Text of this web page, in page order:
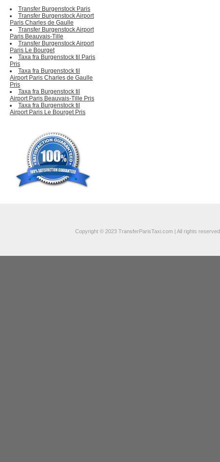
Transfer Burgenstock Paris
Transfer Burgenstock Airport
Paris Charles de Gaulle
Transfer Burgenstock Airport
Paris Beauvais-Tille
Transfer Burgenstock Airport
Paris Le Bourget
Taxa fra Burgenstock til Paris
Pris
Taxa fra Burgenstock til
Airport Paris Charles de Gaulle
Pris
Taxa fra Burgenstock til
Airport Paris Beauvais-Tille Pris
Taxa fra Burgenstock til
Airport Paris Le Bourget Pris
Copyright © 2023 TransferParisTaxi.com | All rights reserved